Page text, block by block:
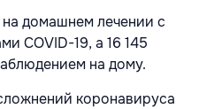
домашнем лечении с
COVID-19, а 16 145
на дому.
коронавируса